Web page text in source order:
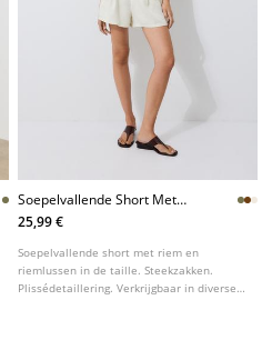
Soepelvallende Short Met
Riem
25,99 €
Soepelvallende short met riem en
riemlussen in de taille. Steekzakken.
Plissédetaillering. Verkrijgbaar in diverse